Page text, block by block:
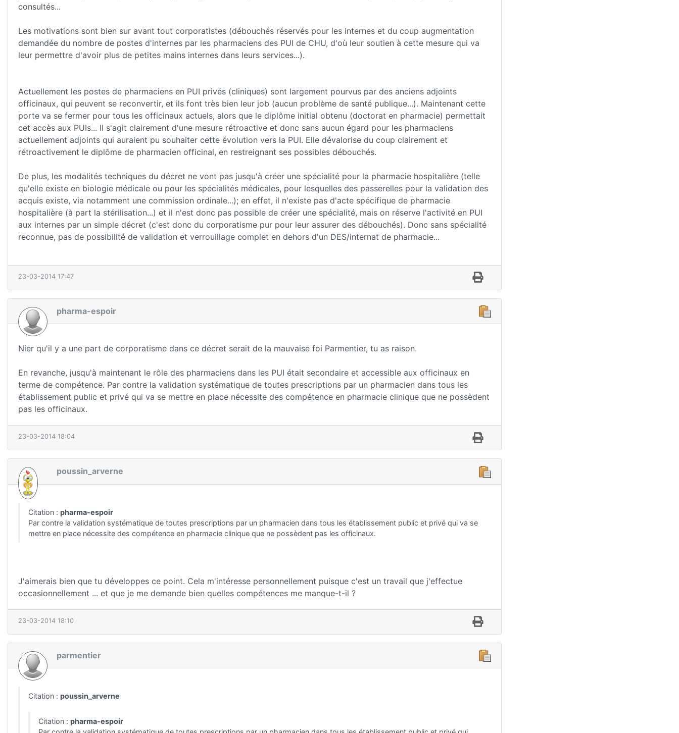
consultés...
Les motivations sont bien sur avant tout corporatistes (débouchés réservés pour les internes et du coup augmentation
demandée du nombre de postes d'internes par les pharmaciens des PUI de CHU, d'où leur soutien à cette mesure qui va
leur permettre d'avoir plus de petites mains internes dans leurs services...).
Actuellement les postes de pharmaciens en PUI privés (cliniques) sont largement pourvus par des anciens adjoints
officinaux, qui peuvent se reconvertir, et ils font très bien leur job (aucun problème de santé publique...). Maintenant cette
porte va se fermer pour tous les officinaux actuels, alors que le diplôme initial obtenu (doctorat en pharmacie) permettait
cet accès aux PUIs... Il s'agit clairement d'une mesure rétroactive et donc sans aucun égard pour les pharmaciens
actuellement adjoints qui auraient pu souhaiter cette évolution vers la PUI. Elle dévalorise du coup clairement et
rétroactivement le diplôme de pharmacien officinal, en restreignant ses possibles débouchés.
De plus, les modalités techniques du décret ne vont pas jusqu'à créer une spécialité pour la pharmacie hospitalière (telle
qu'elle existe en biologie médicale ou pour les spécialités médicales, pour lesquelles des passerelles pour la validation des
acquis existe, via notamment une commission ordinale...); en effet, il n'existe pas d'acte spécifique de pharmacie
hospitalière (à part la stérilisation...) et il n'est donc pas possible de créer une spécialité, mais on réserve l'activité en PUI
aux internes par un simple décret (c'est donc du corporatisme pur pour leur assurer des débouchés). Donc sans spécialité
reconnue, pas de possibilité de validation et verrouillage complet en dehors d'un DES/internat de pharmacie...
23-03-2014 17:47
pharma-espoir
Nier qu'il y a une part de corporatisme dans ce décret serait de la mauvaise foi Parmentier, tu as raison.
En revanche, jusqu'à maintenant le rôle des pharmaciens dans les PUI était secondaire et accessible aux officinaux en
terme de compétence. Par contre la validation systématique de toutes prescriptions par un pharmacien dans tous les
établissement public et privé qui va se mettre en place nécessite des compétence en pharmacie clinique que ne possèdent
pas les officinaux.
23-03-2014 18:04
poussin_arverne
Citation : pharma-espoir
Par contre la validation systématique de toutes prescriptions par un pharmacien dans tous les établissement public et privé qui va se
mettre en place nécessite des compétence en pharmacie clinique que ne possèdent pas les officinaux.
J'aimerais bien que tu développes ce point. Cela m'intéresse personnellement puisque c'est un travail que j'effectue
occasionnellement ... et que je me demande bien quelles compétences me manque-t-il ?
23-03-2014 18:10
parmentier
Citation : poussin_arverne
Citation : pharma-espoir